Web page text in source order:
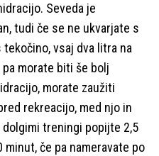
Seveda je
tudi če se ne ukvarjate s
vsaj dva litra na
morate biti še bolj
morate zaužiti
rekreacijo, med njo in
treningi popijte 2,5
če pa nameravate po